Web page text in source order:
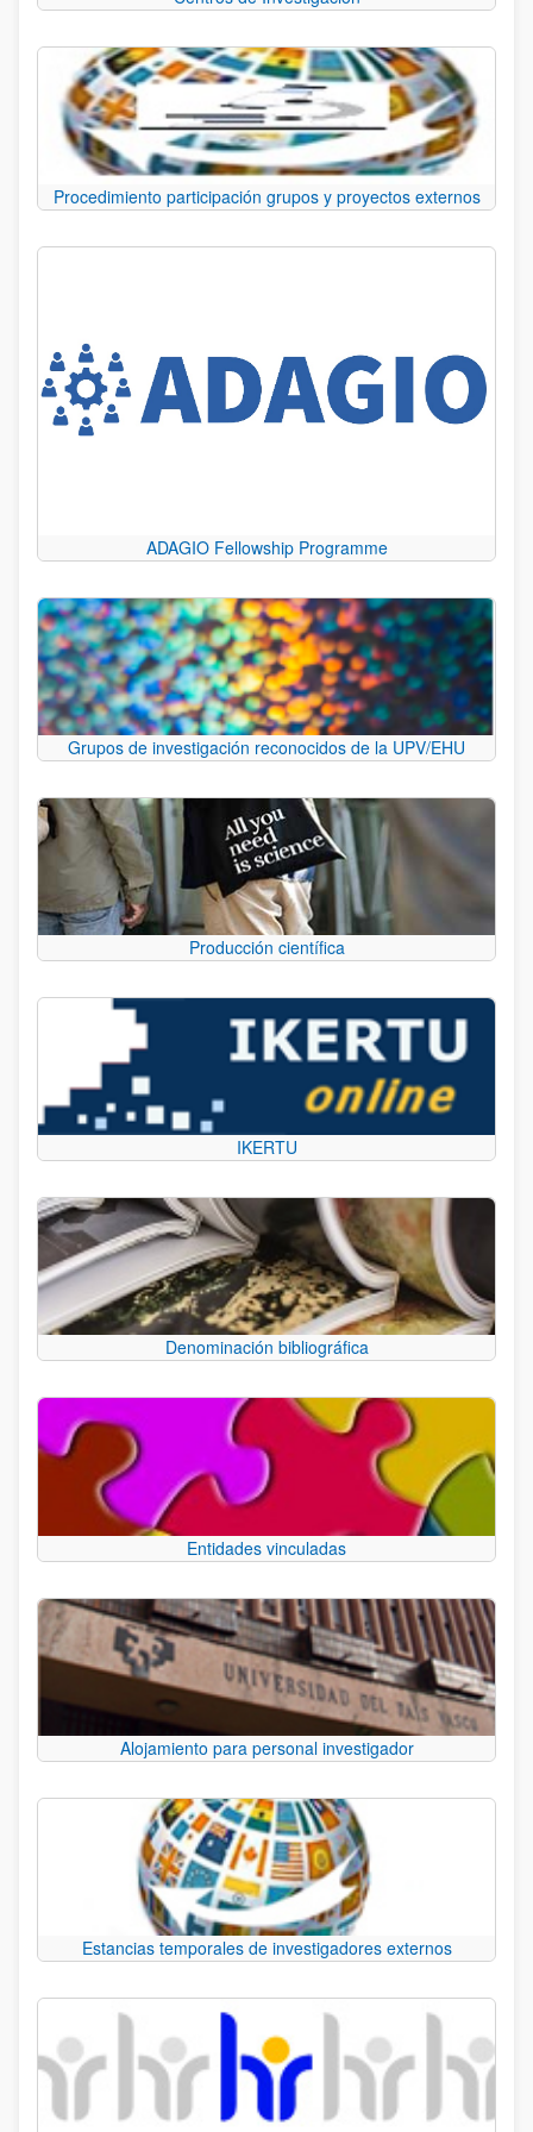
Procedimiento participación grupos y proyectos externos
ADAGIO Fellowship Programme
Grupos de investigación reconocidos de la UPV/EHU
Producción científica
IKERTU
Denominación bibliográfica
Entidades vinculadas
Alojamiento para personal investigador
Estancias temporales de investigadores externos